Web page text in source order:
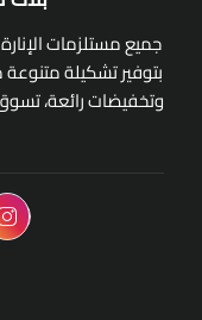
جميع مستلزمات
بتوفير تشكيلة
وتخفيضات رائعة،